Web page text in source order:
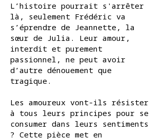
L’histoire pourrait s'arrêter
là, seulement Frédéric va
s’éprendre de Jeannette, la
sœur de Julia. Leur amour,
interdit et purement
passionnel, ne peut avoir
d’autre dénouement que
tragique.
Les amoureux vont-ils résister
à tous leurs principes pour se
consumer dans leurs sentiments
? Cette pièce met en